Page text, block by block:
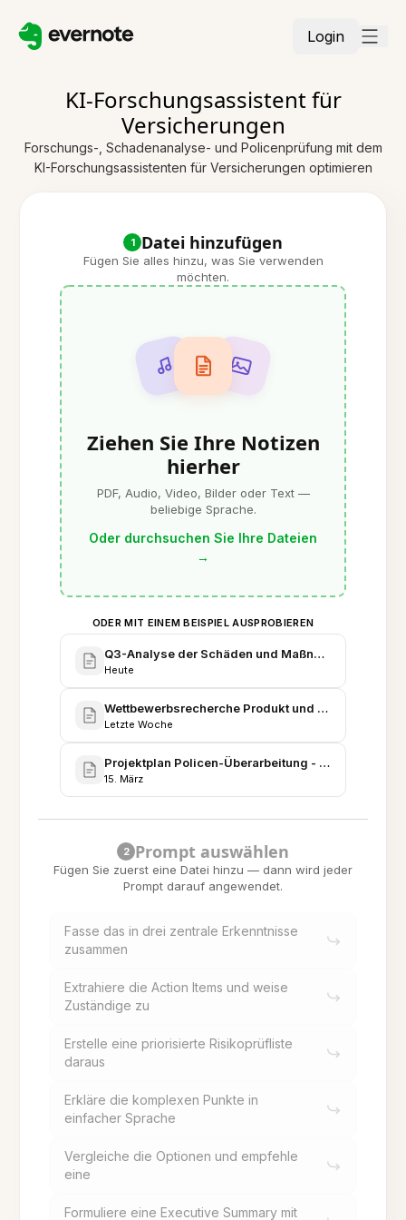
Login
KI-Forschungsassistent für
Versicherungen
Forschungs-, Schadenanalyse- und Policenprüfung mit dem
KI-Forschungsassistenten für Versicherungen optimieren
1 Datei hinzufügen
Fügen Sie alles hinzu, was Sie verwenden
möchten.
Ziehen Sie Ihre Notizen
hierher
PDF, Audio, Video, Bilder oder Text —
beliebige Sprache.
Oder durchsuchen Sie Ihre Dateien
→
ODER MIT EINEM BEISPIEL AUSPROBIEREN
Q3-Analyse der Schäden und Maßnahmen
Heute
Wettbewerbsrecherche Produkt und
Letzte Woche
Projektplan Policen-Überarbeitung - Phasen,
15. März
2 Prompt auswählen
Fügen Sie zuerst eine Datei hinzu — dann wird jeder
Prompt darauf angewendet.
Fasse das in drei zentrale Erkenntnisse
zusammen
Extrahiere die Action Items und weise
Zuständige zu
Erstelle eine priorisierte Risikoprüfliste
daraus
Erkläre die komplexen Punkte in
einfacher Sprache
Vergleiche die Optionen und empfehle
eine
Formuliere eine Executive Summary mit